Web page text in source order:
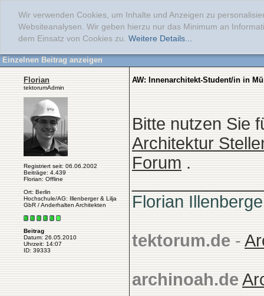
Wir verwenden Cookies, um Inhalte und Anzeigen zu
Websiteanalysen. Wir geben hierzu nur das Minimum an
dem Einsatz von Cookies zu. Weitere Details...
Einzelnen Beitrag anzeigen
Florian
tektorumAdmin
Registriert seit: 06.06.2002
Beiträge: 4.439
Florian: Offline
Ort: Berlin
Hochschule/AG: Illenberger & Lilja
GbR / Anderhalten Architekten
Beitrag
Datum: 26.05.2010
Uhrzeit: 14:07
ID: 39333
AW: Innenarchitekt-Student/in in
Bitte nutzen Sie
Architektur
Forum .
Florian
tektorum.de -
archinoah.de